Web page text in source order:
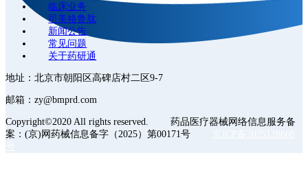
临床业务
司美格鲁肽
新闻公告
常见问题
关于药研通
地址：北京市朝阳区高碑店村二区9-7
邮箱：zy@bmprd.com
Copyright©2020 All rights reserved. 药品医疗器械网络信息服务备
案：(京)网药械信息备字（2025）第00171号